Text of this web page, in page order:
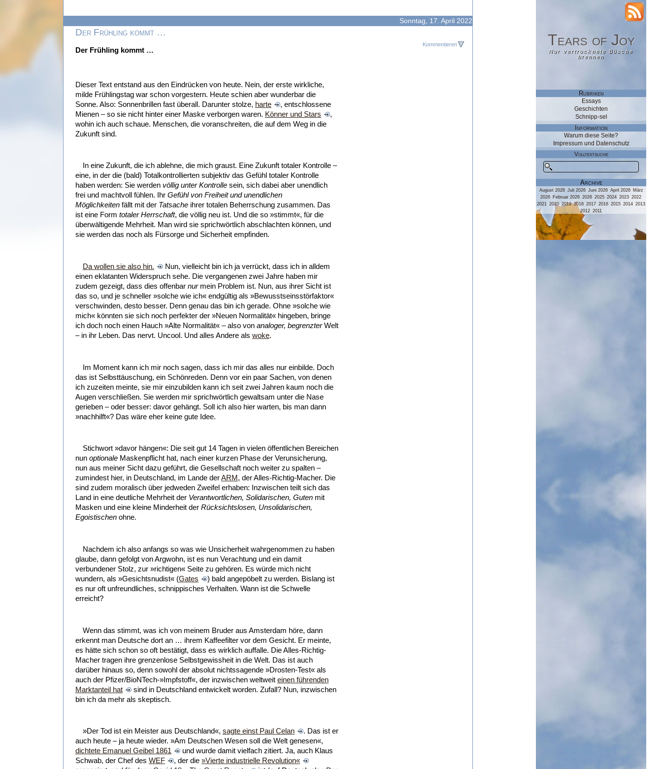
Tears of Joy
Nur vertrocknete Büsche
brennen
Sonntag, 17. April 2022
Der Frühling kommt …
Kommentieren
Der Frühling kommt …
Dieser Text entstand aus den Eindrücken von heute. Nein, der erste wirkliche,
milde Frühlingstag war schon vorgestern. Heute schien aber wunderbar die
Sonne. Also: Sonnenbrillen fast überall. Darunter stolze, harte
, entschlossene
Mienen – so sie nicht hinter einer Maske verborgen waren. Könner und Stars
,
wohin ich auch schaue. Menschen, die voranschreiten, die auf dem Weg in die
Zukunft sind.
In eine Zukunft, die ich ablehne, die mich graust. Eine Zukunft totaler Kontrolle –
eine, in der die (bald) Totalkontrollierten subjektiv das Gefühl totaler Kontrolle
haben werden: Sie werden völlig unter Kontrolle sein, sich dabei aber unendlich
frei und machtvoll fühlen. Ihr Gefühl von Freiheit und unendlichen
Möglichkeiten fällt mit der Tatsache ihrer totalen Beherrschung zusammen. Das
ist eine Form totaler Herrschaft, die völlig neu ist. Und die so »stimmt«, für die
überwältigende Mehrheit. Man wird sie sprichwörtlich abschlachten können, und
sie werden das noch als Fürsorge und Sicherheit empfinden.
Da wollen sie also hin.
Nun, vielleicht bin ich ja verrückt, dass ich in alldem
einen eklatanten Widerspruch sehe. Die vergangenen zwei Jahre haben mir
zudem gezeigt, dass dies offenbar nurmein Problem ist. Nun, aus ihrer Sicht ist
das so, und je schneller »solche wie ich« endgültig als »Bewusstseinsstörfaktor«
verschwinden, desto besser. Denn genau das bin ich gerade. Ohne »solche wie
mich« könnten sie sich noch perfekter der »Neuen Normalität« hingeben, bringe
ich doch noch einen Hauch »Alte Normalität« – also von analoger, begrenzterWelt
– in ihr Leben. Das nervt. Uncool. Und alles Andere als woke.
Im Moment kann ich mir noch sagen, dass ich mir das alles nur einbilde. Doch
das ist Selbsttäuschung, ein Schönreden. Denn vor ein paar Sachen, von denen
ich zuzeiten meinte, sie mir einzubilden kann ich seit zwei Jahren kaum noch die
Augen verschließen. Sie werden mir sprichwörtlich gewaltsam unter die Nase
gerieben – oder besser: davor gehängt. Soll ich also hier warten, bis man dann
»nachhilft«? Das wäre eher keine gute Idee.
Stichwort »davor hängen«: Die seit gut 14 Tagen in vielen öffentlichen Bereichen
nun optionale Maskenpflicht hat, nach einer kurzen Phase der Verunsicherung,
nun aus meiner Sicht dazu geführt, die Gesellschaft noch weiter zu spalten –
zumindest hier, in Deutschland, im Lande derARM , der Alles-Richtig-Macher. Die
sind zudem moralisch über jedweden Zweifel erhaben: Inzwischen teilt sich das
Land in eine deutliche Mehrheit der Verantwortlichen, Solidarischen, Guten mit
Masken und eine kleine Minderheit der Rücksichtslosen, Unsolidarischen,
Egoistischen ohne.
Nachdem ich also anfangs so was wie Unsicherheit wahrgenommen zu haben
glaube, dann gefolgt von Argwohn, ist es nun Verachtung und ein damit
verbundener Stolz, zur »richtigen« Seite zu gehören. Es würde mich nicht
wundern, als »Gesichtsnudist« (Gates
) bald angepöbelt zu werden. Bislang ist
es nur oft unfreundliches, schnippisches Verhalten. Wann ist die Schwelle
erreicht?
Wenn das stimmt, was ich von meinem Bruder aus Amsterdam höre, dann
erkennt man Deutsche dort an … ihrem Kaffeefilter vor dem Gesicht. Er meinte,
es hätte sich schon so oft bestätigt, dass es wirklich auffalle. Die Alles-Richtig-
Macher tragen ihre grenzenlose Selbstgewissheit in die Welt. Das ist auch
darüber hinaus so, denn sowohl der absolut nichtssagende »Drosten-Test« als
auch der Pfizer/BioNTech-»Impfstoff«, der inzwischen weltweit einen führenden
Marktanteil hat
sind in Deutschland entwickelt worden. Zufall? Nun, inzwischen
bin ich da mehr als skeptisch.
»Der Tod ist ein Meister aus Deutschland«, sagte einst Paul Celan
. Das ist er
auch heute – ja heute wieder. »Am Deutschen Wesen soll die Welt genesen«,
dichtete Emanuel Geibel 1861
und wurde damit vielfach zitiert. Ja, auch Klaus
Schwab, der Chef des WEF , der die »Vierte industrielle Revolution«
Tears of Joy
Nur vertrocknete Büsche
brennen
Rubriken
Essays
Geschichten
Schnipp-sel
Information
Warum diese Seite?
Impressum und Datenschutz
Volltextsuche
Archive
August 2026 Juli 2026 Juni 2026 April 2026 März
2026 Februar 2026 2026 2025 2024 2023 2022
2021
2020 2019 2018 2017 2016 2015 2014 2013
2012 2011